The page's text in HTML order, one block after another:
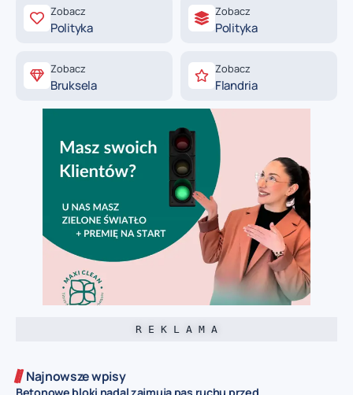
Zobacz
Polityka
Zobacz
Polityka
Zobacz
Bruksela
Zobacz
Flandria
R E K L A M A
Najnowsze wpisy
Betonowe bloki nadal zajmują pas ruchu przed